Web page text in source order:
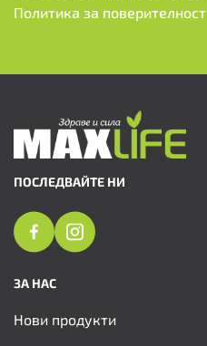
Политика за поверителност
ПОСЛЕДВАЙТЕ НИ
ЗА НАС
Нови продукти